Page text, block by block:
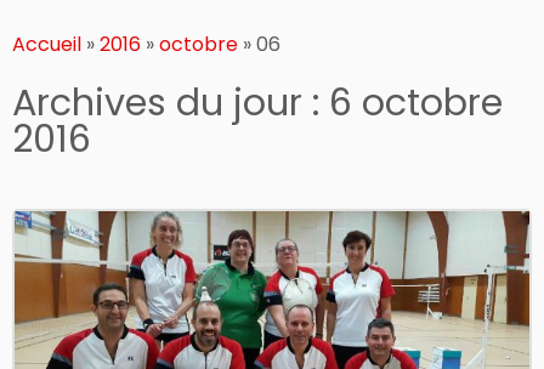
au
Accueil »2016 »octobre »06
Archives du jour : 6 octobre
2016